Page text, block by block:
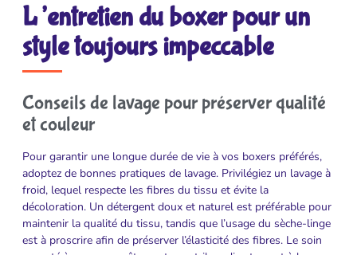
L’entretien du boxer pour un
style toujours impeccable
Conseils de lavage pour préserver qualité
et couleur
Pour garantir une longue durée de vie à vos boxers préférés,
adoptez de bonnes pratiques de lavage. Privilégiez un lavage à
froid, lequel respecte les fibres du tissu et évite la
décoloration. Un détergent doux et naturel est préférable pour
maintenir la qualité du tissu, tandis que l’usage du sèche-linge
est à proscrire afin de préserver l’élasticité des fibres. Le soin